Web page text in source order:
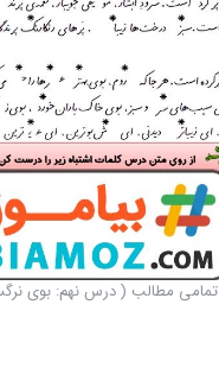
تمامی مطالب ( درس نهم: بوی